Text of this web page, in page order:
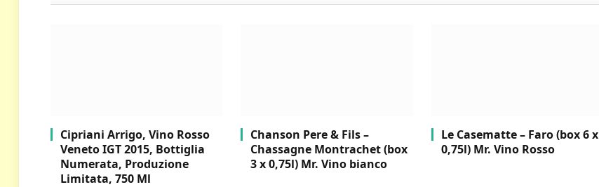
Cipriani Arrigo, Vino Rosso
Veneto IGT 2015, Bottiglia
Numerata, Produzione
Limitata, 750 Ml
Chanson Pere & Fils –
Chassagne Montrachet (box
3 x 0,75l) Mr. Vino bianco
Le Casematte – Faro (box 6 x
0,75l) Mr. Vino Rosso